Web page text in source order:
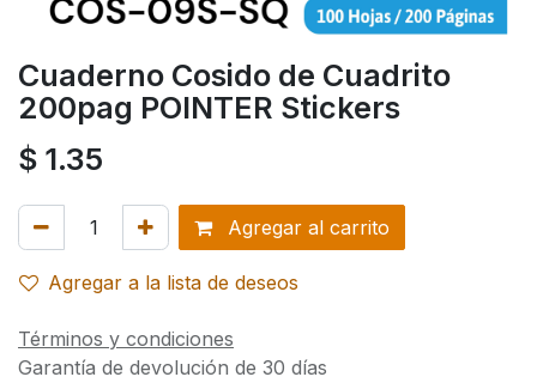
Cuaderno Cosido de Cuadrito
200pag POINTER Stickers
$ 1.35
Agregar al carrito
Agregar a la lista de deseos
Términos y condiciones
Garantía de devolución de 30 días